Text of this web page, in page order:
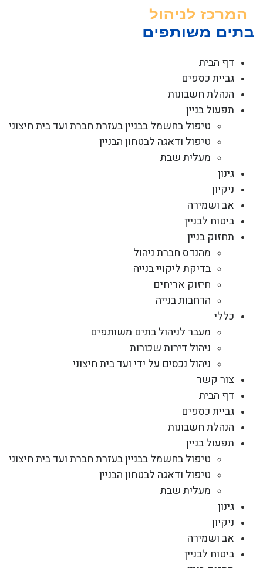
דף הבית
גביית כספים
הנהלת חשבונות
תפעול בניין
טיפול בחשמל בבניין בעזרת חברת ועד בית חיצוני
טיפול ודאגה לבטחון הבניין
מעלית שבת
גינון
ניקיון
אב ושמירה
ביטוח לבניין
תחזוק בניין
מהנדס חברת ניהול
בדיקת ליקויי בנייה
חיזוק אריחים
הרחבות בנייה
כללי
מעבר לניהול בתים משותפים
ניהול דירות שכורות
ניהול נכסים על ידי ועד בית חיצוני
צור קשר
דף הבית
גביית כספים
הנהלת חשבונות
תפעול בניין
טיפול בחשמל בבניין בעזרת חברת ועד בית חיצוני
טיפול ודאגה לבטחון הבניין
מעלית שבת
גינון
ניקיון
אב ושמירה
ביטוח לבניין